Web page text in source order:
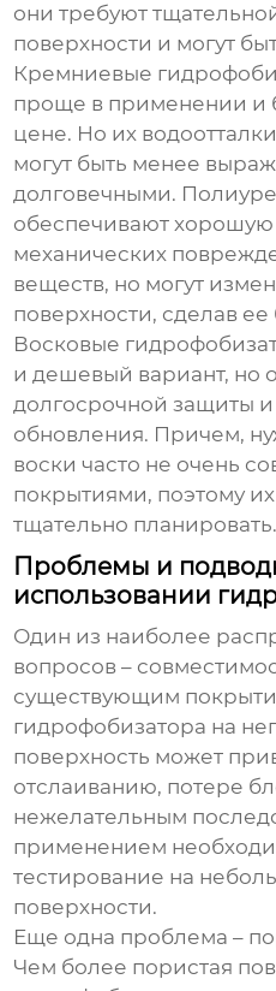
они требуют
поверхности и могут
Кремниевые
проще в применении и
цене. Но их
могут быть менее
долговечными.
обеспечивают хорошую
механических
веществ, но могут
поверхности, сделав
Восковые
и дешевый вариант, но
долгосрочной защиты
обновления. Причем,
воски часто не очень
покрытиями, поэтому
тщательно планировать.
Проблемы и
использовании
Один из наиболее
вопросов –
существующим
гидрофобизатора на
поверхность может
отслаиванию, потере
нежелательным
применением
тестирование на
поверхности.
Еще одна проблема –
Чем более пористая